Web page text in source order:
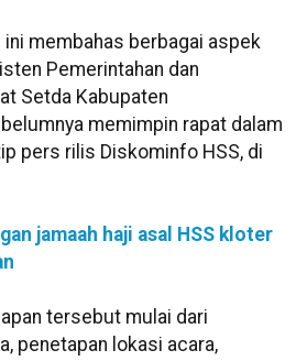
ini membahas berbagai aspek
Pemerintahan dan
Setda Kabupaten
memimpin rapat dalam
pers rilis Diskominfo HSS, di
jamaah haji asal HSS kloter
tersebut mulai dari
penetapan lokasi acara,